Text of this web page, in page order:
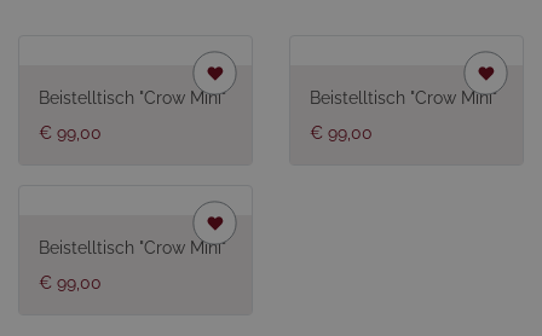
Beistelltisch "Crow Mini"
€ 99,00
Beistelltisch "Crow Mini"
€ 99,00
Beistelltisch "Crow Mini"
€ 99,00